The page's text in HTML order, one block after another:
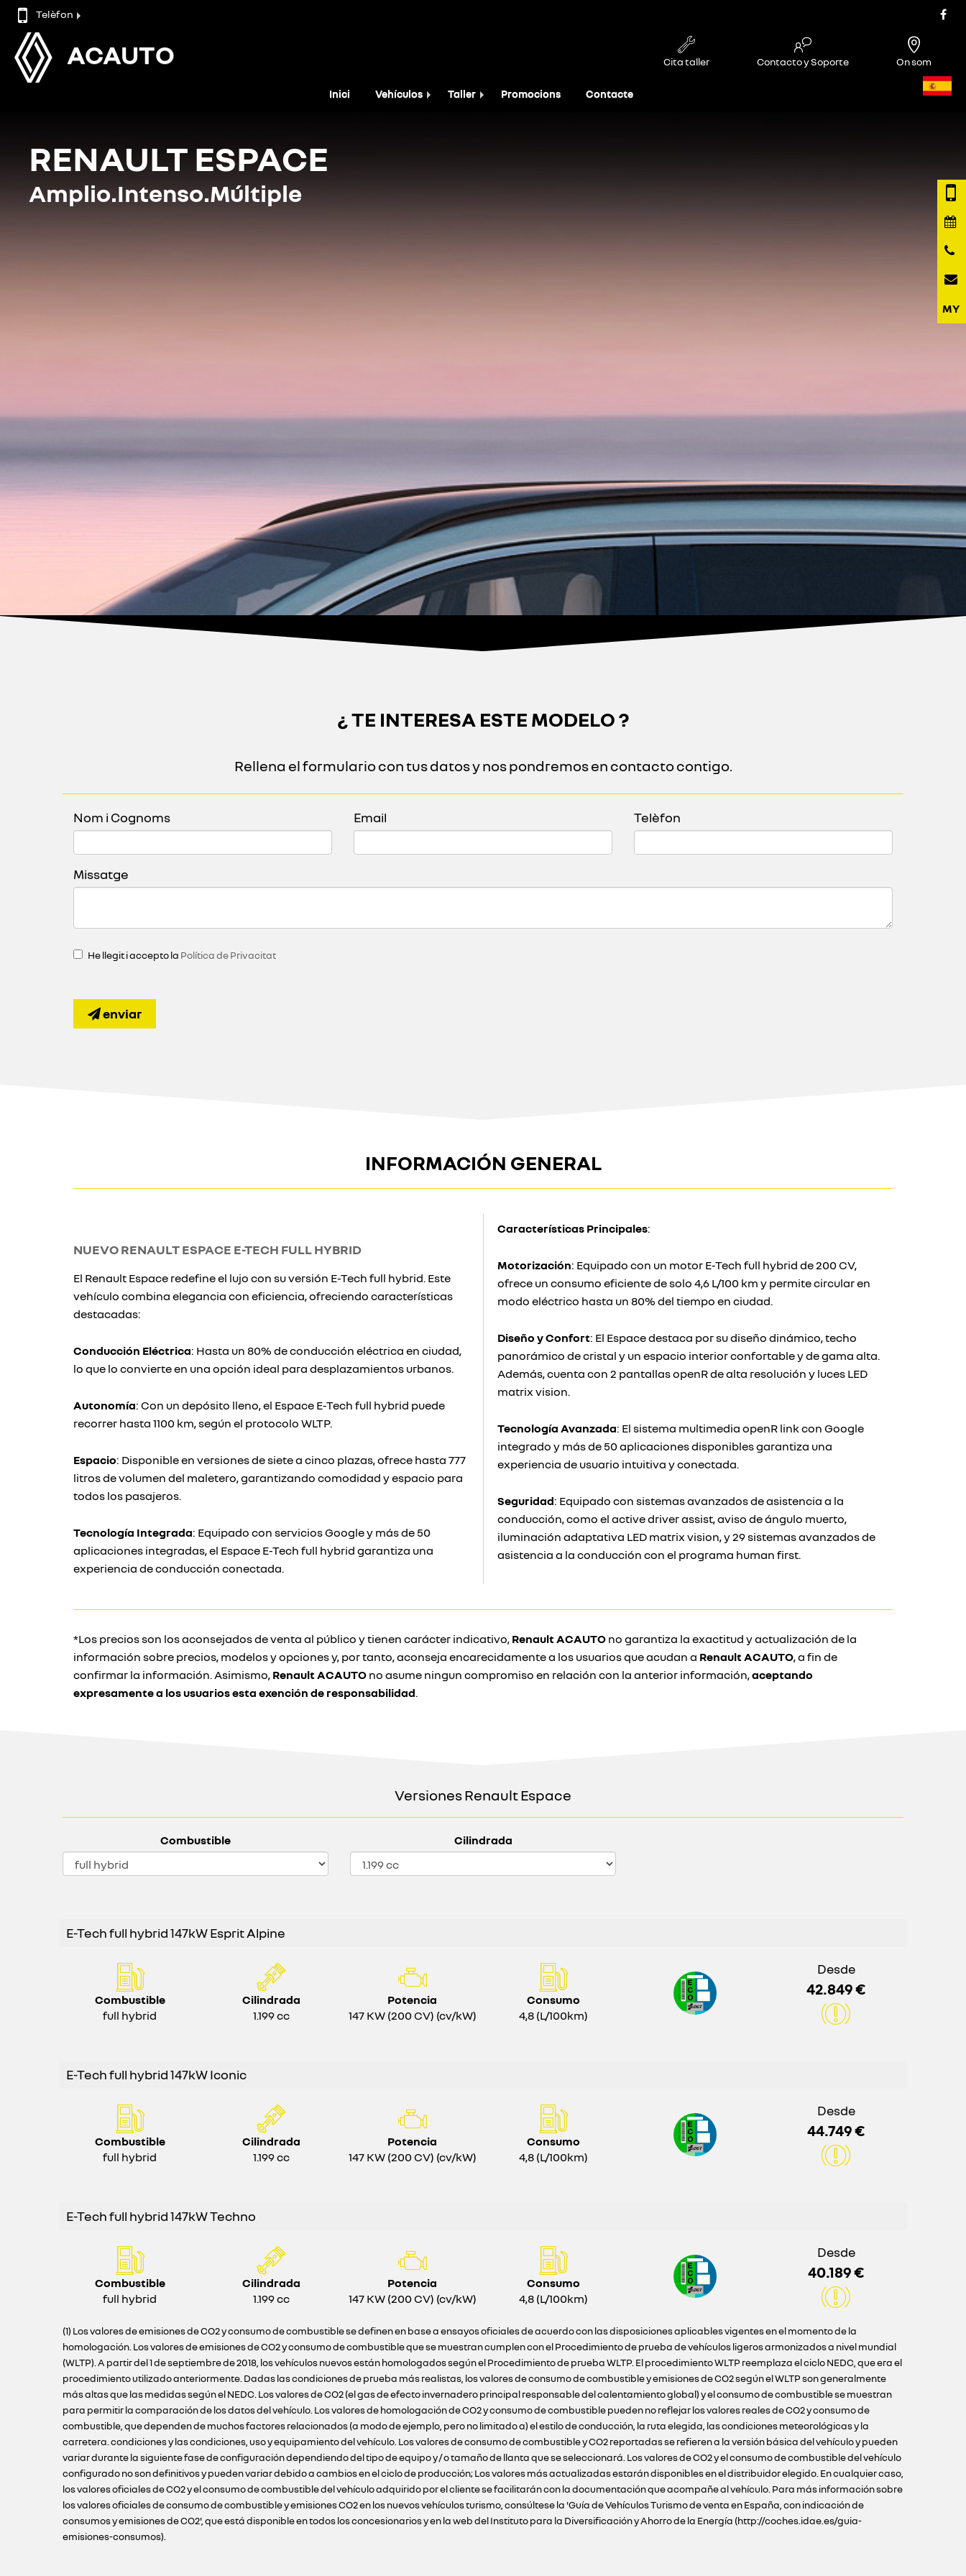
Telèfon
ACAUTO Cita taller Contacto y Soporte On som
Inici Vehículos Taller Promocions Contacte
RENAULT ESPACE
Amplio.Intenso.Múltiple
¿ TE INTERESA ESTE MODELO ?
Rellena el formulario con tus datos y nos pondremos en contacto contigo.
Nom i Cognoms Email Telèfon
Missatge
He llegit i accepto la Política de Privacitat
enviar
INFORMACIÓN GENERAL
NUEVO RENAULT ESPACE E-TECH FULL HYBRID
El Renault Espace redefine el lujo con su versión E-Tech full hybrid. Este
vehículo combina elegancia con eficiencia, ofreciendo características
destacadas:
Conducción Eléctrica: Hasta un 80% de conducción eléctrica en ciudad,
lo que lo convierte en una opción ideal para desplazamientos urbanos.
Autonomía: Con un depósito lleno, el Espace E-Tech full hybrid puede
recorrer hasta 1100 km, según el protocolo WLTP.
Espacio: Disponible en versiones de siete a cinco plazas, ofrece hasta 777
litros de volumen del maletero, garantizando comodidad y espacio para
todos los pasajeros.
Tecnología Integrada: Equipado con servicios Google y más de 50
aplicaciones integradas, el Espace E-Tech full hybrid garantiza una
experiencia de conducción conectada.
Características Principales:
Motorización: Equipado con un motor E-Tech full hybrid de 200 CV,
ofrece un consumo eficiente de solo 4,6 L/100 km y permite circular en
modo eléctrico hasta un 80% del tiempo en ciudad.
Diseño y Confort: El Espace destaca por su diseño dinámico, techo
panorámico de cristal y un espacio interior confortable y de gama alta.
Además, cuenta con 2 pantallas openR de alta resolución y luces LED
matrix vision.
Tecnología Avanzada: El sistema multimedia openR link con Google
integrado y más de 50 aplicaciones disponibles garantiza una
experiencia de usuario intuitiva y conectada.
Seguridad: Equipado con sistemas avanzados de asistencia a la
conducción, como el active driver assist, aviso de ángulo muerto,
iluminación adaptativa LED matrix vision, y 29 sistemas avanzados de
asistencia a la conducción con el programa human first.
*Los precios son los aconsejados de venta al público y tienen carácter indicativo, Renault ACAUTO no garantiza la exactitud y actualización de la
información sobre precios, modelos y opciones y, por tanto, aconseja encarecidamente a los usuarios que acudan a Renault ACAUTO, a fin de
confirmar la información. Asimismo, Renault ACAUTO no asume ningun compromiso en relación con la anterior información,aceptando
expresamente a los usuarios esta exención de responsabilidad.
Versiones Renault Espace
Combustible Cilindrada
E-Tech full hybrid 147kW Esprit Alpine
Combustible
full hybrid
Cilindrada
1.199 cc
Potencia
147 KW (200 CV) (cv/kW)
Consumo
4,8 (L/100km)
Desde
42.849 €
E-Tech full hybrid 147kW Iconic
Combustible
full hybrid
Cilindrada
1.199 cc
Potencia
147 KW (200 CV) (cv/kW)
Consumo
4,8 (L/100km)
Desde
44.749 €
E-Tech full hybrid 147kW Techno
Combustible
full hybrid
Cilindrada
1.199 cc
Potencia
147 KW (200 CV) (cv/kW)
Consumo
4,8 (L/100km)
Desde
40.189 €
(1) Los valores de emisiones de CO2 y consumo de combustible se definen en base a ensayos oficiales de acuerdo con las disposiciones aplicables vigentes en el momento de la
homologación. Los valores de emisiones de CO2 y consumo de combustible que se muestran cumplen con el Procedimiento de prueba de vehículos ligeros armonizados a nivel mundial
(WLTP). A partir del 1 de septiembre de 2018, los vehículos nuevos están homologados según el Procedimiento de prueba WLTP. El procedimiento WLTP reemplaza el ciclo NEDC, que era el
procedimiento utilizado anteriormente. Dadas las condiciones de prueba más realistas, los valores de consumo de combustible y emisiones de CO2 según el WLTP son generalmente
más altas que las medidas según el NEDC. Los valores de CO2 (el gas de efecto invernadero principal responsable del calentamiento global) y el consumo de combustible se muestran
para permitir la comparación de los datos del vehículo. Los valores de homologación de CO2 y consumo de combustible pueden no reflejar los valores reales de CO2 y consumo de
combustible, que dependen de muchos factores relacionados (a modo de ejemplo, pero no limitado a) el estilo de conducción, la ruta elegida, las condiciones meteorológicas y la
carretera. condiciones y las condiciones, uso y equipamiento del vehículo. Los valores de consumo de combustible y CO2 reportadas se refieren a la versión básica del vehículo y pueden
variar durante la siguiente fase de configuración dependiendo del tipo de equipo y / o tamaño de llanta que se seleccionará. Los valores de CO2 y el consumo de combustible del vehículo
configurado no son definitivos y pueden variar debido a cambios en el ciclo de producción; Los valores más actualizadas estarán disponibles en el distribuidor elegido. En cualquier caso,
los valores oficiales de CO2 y el consumo de combustible del vehículo adquirido por el cliente se facilitarán con la documentación que acompañe al vehículo. Para más información sobre
los valores oficiales de consumo de combustible y emisiones CO2 en los nuevos vehículos turismo, consúltese la 'Guía de Vehículos Turismo de venta en España, con indicación de
consumos y emisiones de CO2', que está disponible en todos los concesionarios y en la web del Instituto para la Diversificación y Ahorro de la Energía (http://coches.idae.es/guia-
emisiones-consumos).